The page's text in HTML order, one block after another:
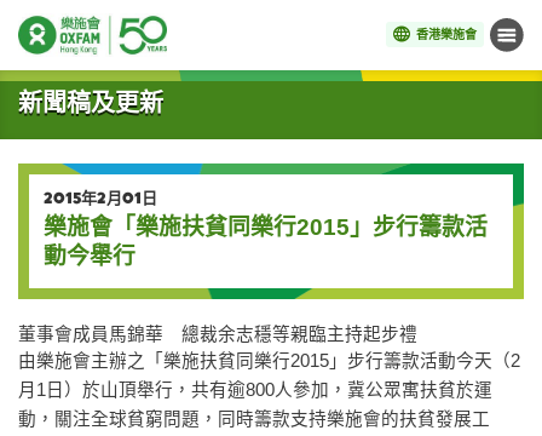
香港樂施會 目錄
開始主要內容
新聞稿及更新
2015年2月01日
樂施會「樂施扶貧同樂行2015」步行籌款活
動今舉行
董事會成員馬錦華 總裁余志穩等親臨主持起步禮
由樂施會主辦之「樂施扶貧同樂行2015」步行籌款活動今天（2
月1日）於山頂舉行，共有逾800人參加，冀公眾寓扶貧於運
動，關注全球貧窮問題，同時籌款支持樂施會的扶貧發展工